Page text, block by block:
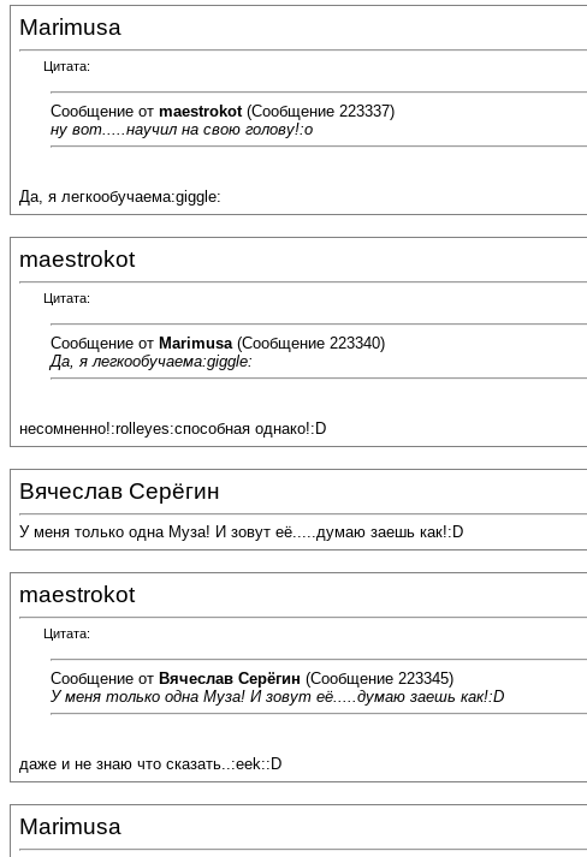
Marimusa
Цитата:
Сообщение от maestrokot(Сообщение 223337)
ну вот.....научил на свою голову!:o
Да, я легкообучаема:giggle:
maestrokot
Цитата:
Сообщение от Marimusa (Сообщение 223340)
Да, я легкообучаема:giggle:
несомненно!:rolleyes:способная однако!:D
Вячеслав Серёгин
У меня только одна Муза! И зовут её.....думаю заешь как!:D
maestrokot
Цитата:
Сообщение от Вячеслав Серёгин (Сообщение 223345)
У меня только одна Муза! И зовут её.....думаю заешь как!:D
даже и не знаю что сказать..:eek::D
Marimusa